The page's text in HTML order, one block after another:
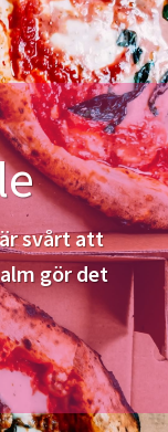
svårt att
gör det